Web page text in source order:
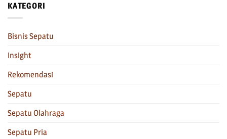
KATEGORI
Bisnis Sepatu
Insight
Rekomendasi
Sepatu
Sepatu Olahraga
Sepatu Pria